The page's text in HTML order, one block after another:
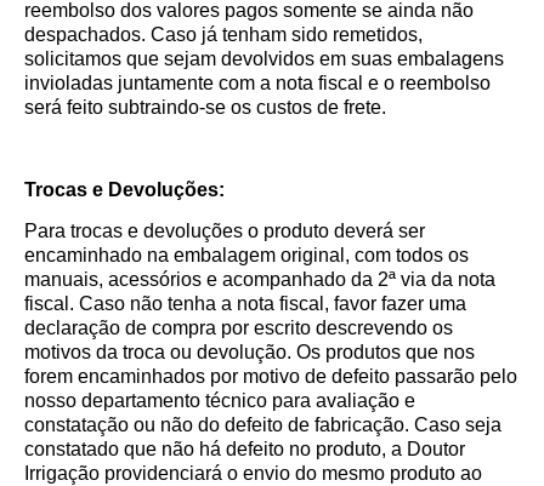
reembolso dos valores pagos somente se ainda não
despachados. Caso já tenham sido remetidos,
solicitamos que sejam devolvidos em suas embalagens
invioladas juntamente com a nota fiscal e o reembolso
será feito subtraindo-se os custos de frete.
Trocas e Devoluções:
Para trocas e devoluções o produto deverá ser
encaminhado na embalagem original, com todos os
manuais, acessórios e acompanhado da 2ª via da nota
fiscal. Caso não tenha a nota fiscal, favor fazer uma
declaração de compra por escrito descrevendo os
motivos da troca ou devolução. Os produtos que nos
forem encaminhados por motivo de defeito passarão pelo
nosso departamento técnico para avaliação e
constatação ou não do defeito de fabricação. Caso seja
constatado que não há defeito no produto, a Doutor
Irrigação providenciará o envio do mesmo produto ao